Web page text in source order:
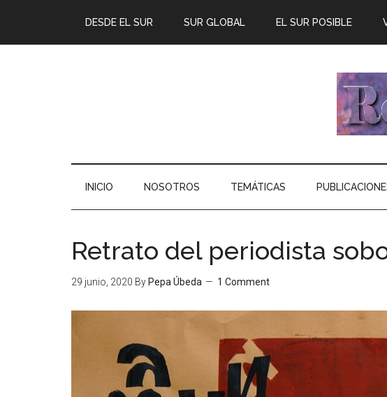
DESDE EL SUR SUR GLOBAL EL SUR POSIBLE
INICIO NOSOTROS TEMÁTICAS
Retrato del periodista
29 junio, 2020 By Pepa Úbeda 1 Comment